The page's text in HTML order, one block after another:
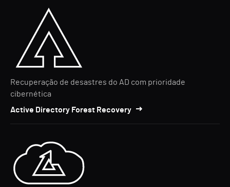
Recuperação de desastres do AD com prioridade
cibernética
Active Directory Forest Recovery